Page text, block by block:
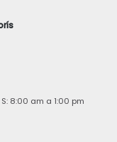
8:00 am a 1:00 pm